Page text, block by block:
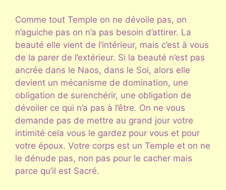
Comme tout Temple on ne dévoile pas, on
n’aguiche pas on n’a pas besoin d’attirer. La
beauté elle vient de l’intérieur, mais c’est à vous
de la parer de l’extérieur. Si la beauté n’est pas
ancrée dans le Naos, dans le Soi, alors elle
devient un mécanisme de domination, une
obligation de surenchérir, une obligation de
dévoiler ce qui n’a pas à l’être. On ne vous
demande pas de mettre au grand jour votre
intimité cela vous le gardez pour vous et pour
votre époux. Votre corps est un Temple et on ne
le dénude pas, non pas pour le cacher mais
parce qu’il est Sacré.